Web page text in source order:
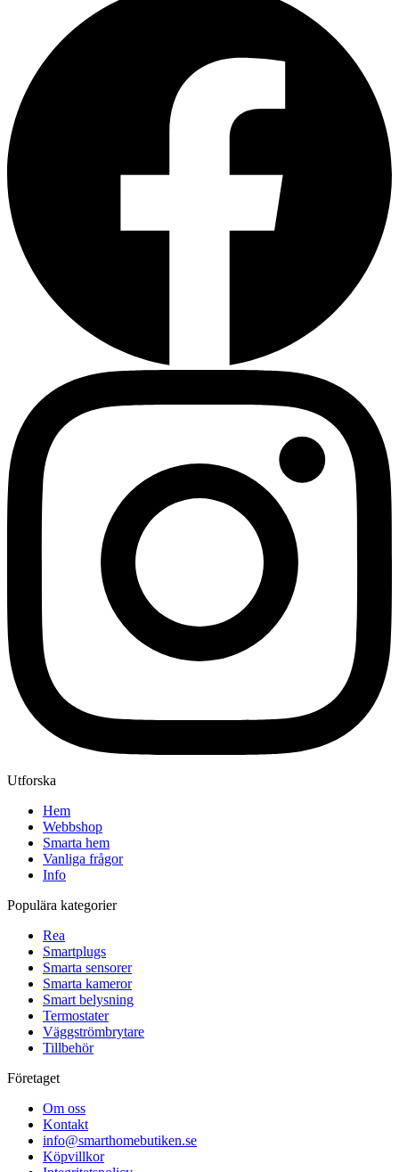
Utforska
Hem
Webbshop
Smarta hem
Vanliga frågor
Info
Populära kategorier
Rea
Smartplugs
Smarta sensorer
Smarta kameror
Smart belysning
Termostater
Väggströmbrytare
Tillbehör
Företaget
Om oss
Kontakt
info@smarthomebutiken.se
Köpvillkor